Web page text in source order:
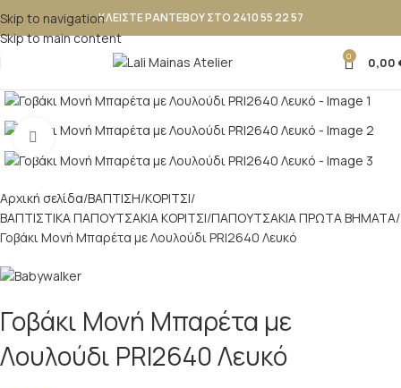
Skip to navigation
Skip to main content
ΚΛΕΙΣΤΕ ΡΑΝΤΕΒΟΥ ΣΤΟ 2410 55 22 57
0 0,00
Κλικ για μεγέθυνση
Αρχική σελίδα ΒΑΠΤΙΣΗ ΚΟΡΙΤΣΙ
ΒΑΠΤΙΣΤΙΚΑ ΠΑΠΟΥΤΣΑΚΙΑ ΚΟΡΙΤΣΙ ΠΑΠΟΥΤΣΑΚΙΑ ΠΡΩΤΑ ΒΗΜΑΤΑ
Γοβάκι Μονή Μπαρέτα με Λουλούδι PRI2640 Λευκό
Γοβάκι Μονή Μπαρέτα με
Λουλούδι PRI2640 Λευκό